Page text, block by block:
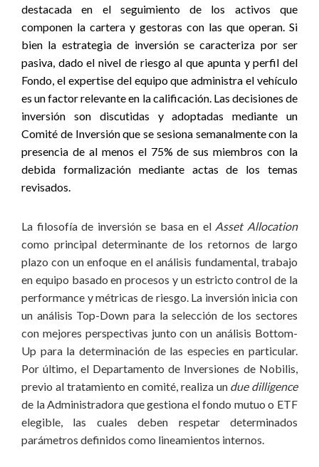
destacada en el seguimiento de los activos que
componen la cartera y gestoras con las que operan. Si
bien la estrategia de inversión se caracteriza por ser
pasiva, dado el nivel de riesgo al que apunta y perfil del
Fondo, el expertise del equipo que administra el vehículo
es un factor relevante en la calificación. Las decisiones de
inversión son discutidas y adoptadas mediante un
Comité de Inversión que se sesiona semanalmente con la
presencia de al menos el 75% de sus miembros con la
debida formalización mediante actas de los temas
revisados.
La filosofía de inversión se basa en el Asset Allocation
como principal determinante de los retornos de largo
plazo con un enfoque en el análisis fundamental, trabajo
en equipo basado en procesos y un estricto control de la
performance y métricas de riesgo. La inversión inicia con
un análisis Top-Down para la selección de los sectores
con mejores perspectivas junto con un análisis Bottom-
Up para la determinación de las especies en particular.
Por último, el Departamento de Inversiones de Nobilis,
previo al tratamiento en comité, realiza un due dilligence
de la Administradora que gestiona el fondo mutuo o ETF
elegible, las cuales deben respetar determinados
parámetros definidos como lineamientos internos.